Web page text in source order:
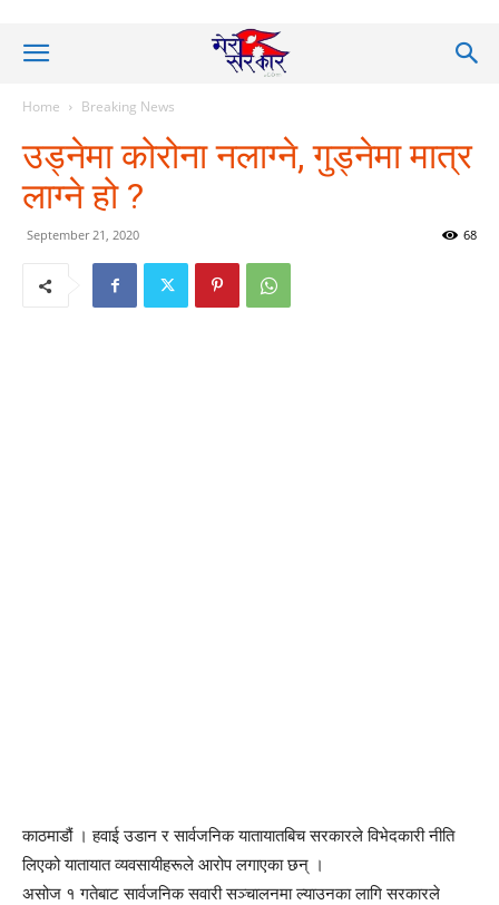
Home Breaking News
उड्नेमा कोरोना नलाग्ने, गुड्नेमा मात्र
लाग्ने हो ?
September 21, 2020 68
काठमाडौं । हवाई उडान र सार्वजनिक यातायातबिच सरकारले विभेदकारी नीति
लिएको यातायात व्यवसायीहरूले आरोप लगाएका छन् ।
असोज १ गतेबाट सार्वजनिक सवारी सञ्चालनमा ल्याउनका लागि सरकारले